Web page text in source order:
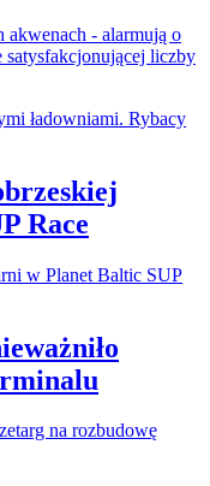
- alarmują o
satysfakcjonującej liczby
Race